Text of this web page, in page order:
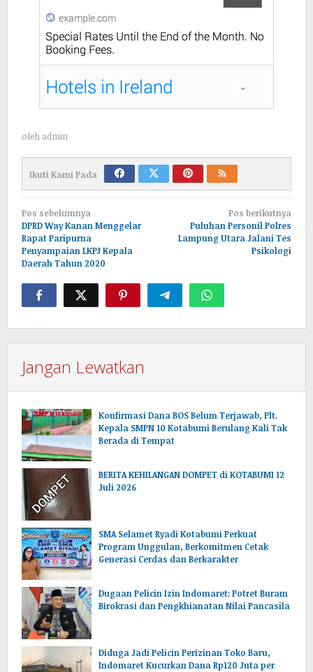
oleh admin
Ikuti Kami Pada
Navigasi
pos
Pos sebelumnya
DPRD Way Kanan Menggelar
Rapat Paripurna
Penyampaian LKPJ Kepala
Daerah Tahun 2020
Pos berikutnya
Puluhan Personil Polres
Lampung Utara Jalani Tes
Psikologi
Jangan Lewatkan
Konfirmasi Dana BOS Belum Terjawab, Plt.
Kepala SMPN 10 Kotabumi Berulang Kali Tak
Berada di Tempat
BERITA KEHILANGAN DOMPET di KOTABUMI 12
Juli 2026
SMA Selamet Ryadi Kotabumi Perkuat
Program Unggulan, Berkomitmen Cetak
Generasi Cerdas dan Berkarakter
Dugaan Pelicin Izin Indomaret: Potret Buram
Birokrasi dan Pengkhianatan Nilai Pancasila
‎Diduga Jadi Pelicin Perizinan Toko Baru,
Indomaret Kucurkan Dana Rp120 Juta per